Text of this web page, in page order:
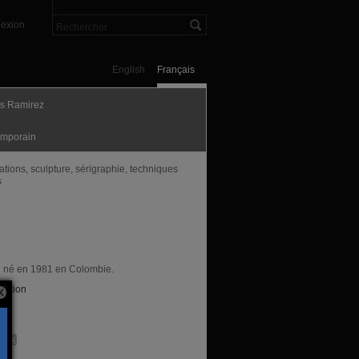
Français
English
Ramirez
sculpture, sérigraphie, techniques
né en 1981 en Colombie.